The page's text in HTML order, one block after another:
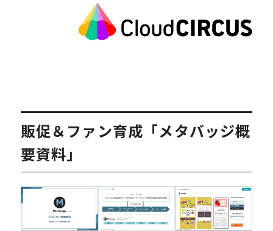
販促＆ファン育成「メタバッジ概
要資料」